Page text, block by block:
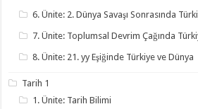
6. Ünite: 2. Dünya Savaşı Sonrasında
7. Ünite: Toplumsal Devrim Çağında
8. Ünite: 21. yy Eşiğinde Türkiye ve Dünya
Tarih 1
1. Ünite: Tarih Bilimi